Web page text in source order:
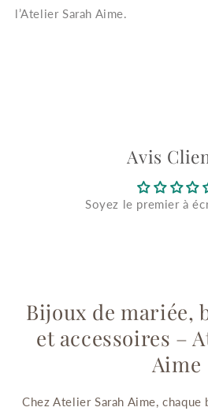
l’Atelier Sarah Aime.
Avis
Soyez le premier à
Bijoux de mariée,
et accessoires –
Aime
Chez Atelier Sarah Aime,